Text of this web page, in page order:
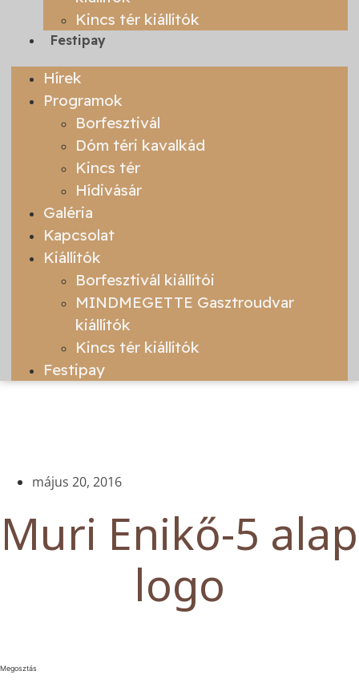
Kincs tér kiállítók
Festipay
Hírek
Programok
Borfesztivál
Dóm téri kavalkád
Kincs tér
Hídivásár
Galéria
Kapcsolat
Kiállítók
Borfesztivál kiállítói
MINDMEGETTE Gasztroudvar
kiállítók
Kincs tér kiállítók
Festipay
május 20, 2016
Muri Enikő-5 alap
logo
Megosztás